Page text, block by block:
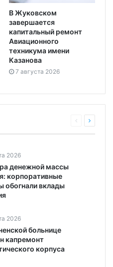
В Жуковском
завершается
капитальный ремонт
Авиационного
техникума имени
Казанова
7 августа 2026
2026
денежной массы
корпоративные
обогнали вклады
2026
больнице
капремонт
корпуса